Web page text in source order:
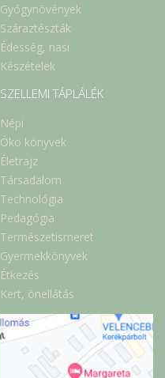
Gyógynövények
Száraztészták
Édesség, nasi
Készételek
SZELLEMI TÁPLÁLÉK
Népi
Öko könyvek
Életrajz
Társadalom
Technológia
Pedagógia
Természetismeret
Gyermekkönyvek
Étkezés
Kert, önellátás